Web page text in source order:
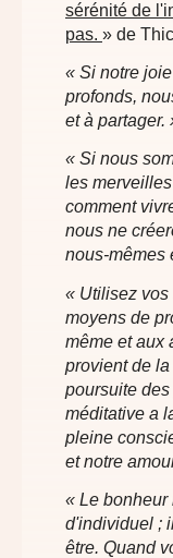
sérénité de
pas. » de
« Si notre
profonds,
et à partager.
« Si nous
les
comment
nous ne
nous-mêmes
« Utilisez vos
moyens de
même et aux
provient de
poursuite
méditative a
pleine
et notre
« Le bonheur
d'individuel ;
être. Quand